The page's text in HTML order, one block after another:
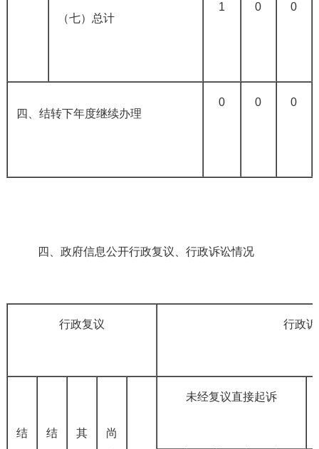
（七）总计
1 0 0
四、结转下年度继续办理
0 0 0
四、政府信息公开行政复议、行政诉讼情况
行政复议 行政
结
结
其
尚
未经复议直接起诉